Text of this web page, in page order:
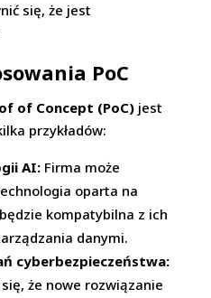
się, że jest
PoC
of Concept (PoC) jest
przykładów:
AI: Firma może
oparta na
kompatybilna z ich
danymi.
cyberbezpieczeństwa:
że nowe rozwiązanie